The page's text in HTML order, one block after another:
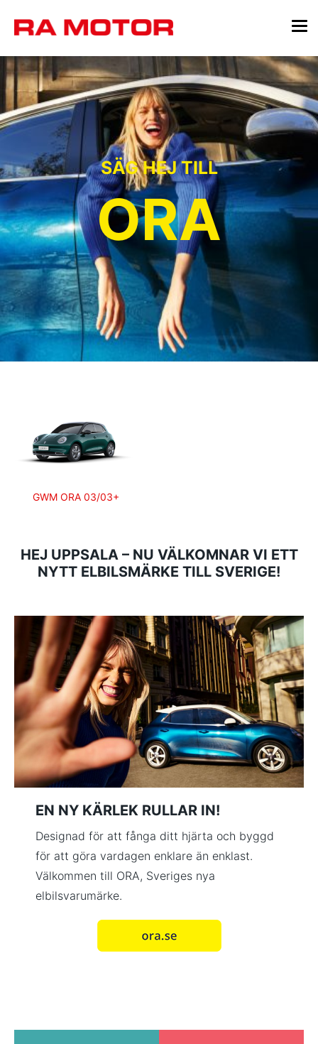
SÄG HEJ TILL
ORA
GWM ORA 03/03+
HEJ UPPSALA – NU VÄLKOMNAR VI ETT
NYTT ELBILSMÄRKE TILL SVERIGE!
EN NY KÄRLEK RULLAR IN!
Designad för att fånga ditt hjärta och byggd
för att göra vardagen enklare än enklast.
Välkommen till ORA, Sveriges nya
elbilsvarumärke.